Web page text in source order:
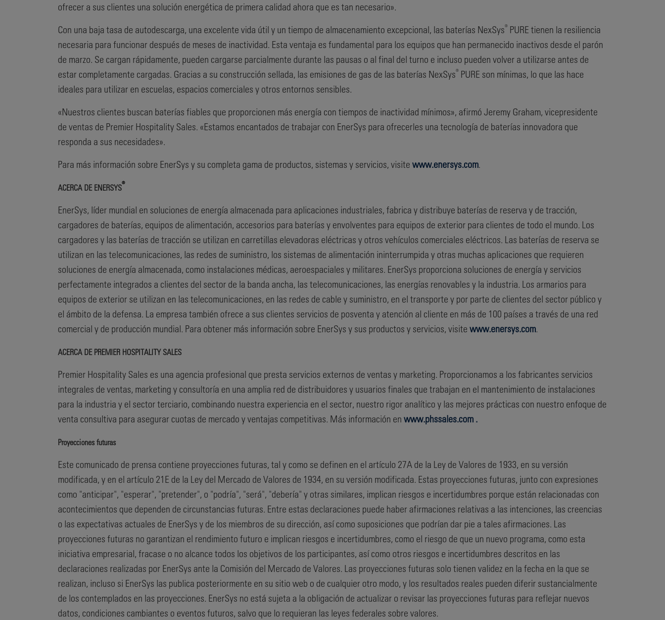
ofrecer a sus clientes una solución energética de primera calidad ahora que es tan necesario».
Con una baja tasa de autodescarga, una excelente vida útil y un tiempo de almacenamiento excepcional, las baterías NexSys® PURE tienen la resiliencia
necesaria para funcionar después de meses de inactividad. Esta ventaja es fundamental para los equipos que han permanecido inactivos desde el parón
de marzo. Se cargan rápidamente, pueden cargarse parcialmente durante las pausas o al final del turno e incluso pueden volver a utilizarse antes de
estar completamente cargadas. Gracias a su construcción sellada, las emisiones de gas de las baterías NexSys® PURE son mínimas, lo que las hace
ideales para utilizar en escuelas, espacios comerciales y otros entornos sensibles.
«Nuestros clientes buscan baterías fiables que proporcionen más energía con tiempos de inactividad mínimos», afirmó Jeremy Graham, vicepresidente
de ventas de Premier Hospitality Sales. «Estamos encantados de trabajar con EnerSys para ofrecerles una tecnología de baterías innovadora que
responda a sus necesidades».
Para más información sobre EnerSys y su completa gama de productos, sistemas y servicios, visite www.enersys.com.
ACERCA DE ENERSYS®
EnerSys, líder mundial en soluciones de energía almacenada para aplicaciones industriales, fabrica y distribuye baterías de reserva y de tracción,
cargadores de baterías, equipos de alimentación, accesorios para baterías y envolventes para equipos de exterior para clientes de todo el mundo. Los
cargadores y las baterías de tracción se utilizan en carretillas elevadoras eléctricas y otros vehículos comerciales eléctricos. Las baterías de reserva se
utilizan en las telecomunicaciones, las redes de suministro, los sistemas de alimentación ininterrumpida y otras muchas aplicaciones que requieren
soluciones de energía almacenada, como instalaciones médicas, aeroespaciales y militares. EnerSys proporciona soluciones de energía y servicios
perfectamente integrados a clientes del sector de la banda ancha, las telecomunicaciones, las energías renovables y la industria. Los armarios para
equipos de exterior se utilizan en las telecomunicaciones, en las redes de cable y suministro, en el transporte y por parte de clientes del sector público y
el ámbito de la defensa. La empresa también ofrece a sus clientes servicios de posventa y atención al cliente en más de 100 países a través de una red
comercial y de producción mundial. Para obtener más información sobre EnerSys y sus productos y servicios, visite www.enersys.com.
ACERCA DE PREMIER HOSPITALITY SALES
Premier Hospitality Sales es una agencia profesional que presta servicios externos de ventas y marketing. Proporcionamos a los fabricantes servicios
integrales de ventas, marketing y consultoría en una amplia red de distribuidores y usuarios finales que trabajan en el mantenimiento de instalaciones
para la industria y el sector terciario, combinando nuestra experiencia en el sector, nuestro rigor analítico y las mejores prácticas con nuestro enfoque de
venta consultiva para asegurar cuotas de mercado y ventajas competitivas. Más información en www.phssales.com .
Proyecciones futuras
Este comunicado de prensa contiene proyecciones futuras, tal y como se definen en el artículo 27A de la Ley de Valores de 1933, en su versión
modificada, y en el artículo 21E de la Ley del Mercado de Valores de 1934, en su versión modificada. Estas proyecciones futuras, junto con expresiones
como "anticipar", "esperar", "pretender", o "podría", "será", "debería" y otras similares, implican riesgos e incertidumbres porque están relacionadas con
acontecimientos que dependen de circunstancias futuras. Entre estas declaraciones puede haber afirmaciones relativas a las intenciones, las creencias
o las expectativas actuales de EnerSys y de los miembros de su dirección, así como suposiciones que podrían dar pie a tales afirmaciones. Las
proyecciones futuras no garantizan el rendimiento futuro e implican riesgos e incertidumbres, como el riesgo de que un nuevo programa, como esta
iniciativa empresarial, fracase o no alcance todos los objetivos de los participantes, así como otros riesgos e incertidumbres descritos en las
declaraciones realizadas por EnerSys ante la Comisión del Mercado de Valores. Las proyecciones futuras solo tienen validez en la fecha en la que se
realizan, incluso si EnerSys las publica posteriormente en su sitio web o de cualquier otro modo, y los resultados reales pueden diferir sustancialmente
de los contemplados en las proyecciones. EnerSys no está sujeta a la obligación de actualizar o revisar las proyecciones futuras para reflejar nuevos
datos, condiciones cambiantes o eventos futuros, salvo que lo requieran las leyes federales sobre valores.